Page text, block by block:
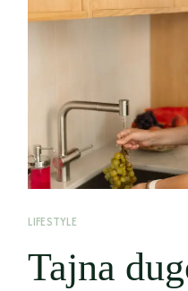
LIFESTYLE
Tajna